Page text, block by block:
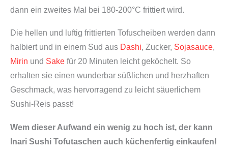
dann ein zweites Mal bei 180-200°C frittiert wird.
Die hellen und luftig frittierten Tofuscheiben werden dann
halbiert und in einem Sud aus Dashi, Zucker, Sojasauce,
Mirin und Sake für 20 Minuten leicht geköchelt. So
erhalten sie einen wunderbar süßlichen und herzhaften
Geschmack, was hervorragend zu leicht säuerlichem
Sushi-Reis passt!
Wem dieser Aufwand ein wenig zu hoch ist, der kann
Inari Sushi Tofutaschen auch küchenfertig einkaufen!